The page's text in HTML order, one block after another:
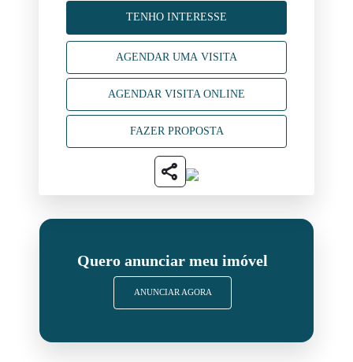
TENHO INTERESSE
AGENDAR UMA VISITA
AGENDAR VISITA ONLINE
FAZER PROPOSTA
share
Quero anunciar meu imóvel
ANUNCIAR AGORA